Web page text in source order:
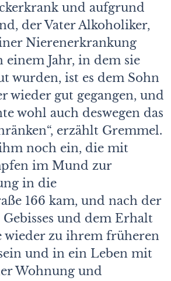
und aufgrund
der Vater Alkoholiker,
Nierenerkrankung
einem Jahr, in dem sie
wurden, ist es dem Sohn
wieder gut gegangen, und
wohl auch deswegen das
erzählt Gremmel.
noch ein, die mit
im Mund zur
in die
166 kam, und nach der
Gebisses und dem Erhalt
wieder zu ihrem früheren
und in ein Leben mit
Wohnung und